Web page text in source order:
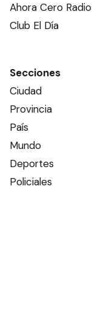
Ahora Cero Radio
Club El Día
Secciones
Ciudad
Provincia
País
Mundo
Deportes
Policiales